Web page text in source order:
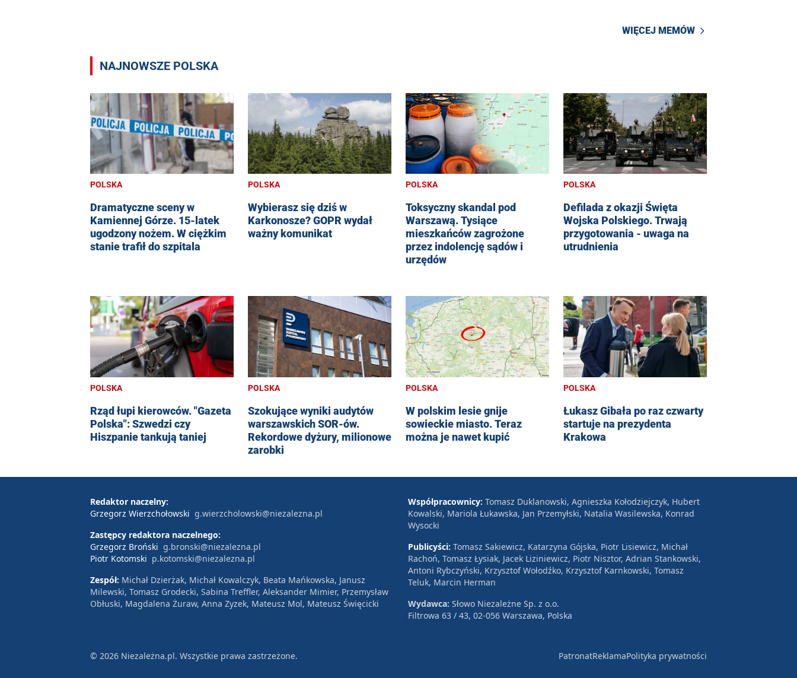
WIĘCEJ MEMÓW
NAJNOWSZE POLSKA
POLSKA
Dramatyczne sceny w
Kamiennej Górze. 15-latek
ugodzony nożem. W ciężkim
stanie trafił do szpitala
POLSKA
Wybierasz się dziś w
Karkonosze? GOPR wydał
ważny komunikat
POLSKA
Toksyczny skandal pod
Warszawą. Tysiące
mieszkańców zagrożone
przez indolencję sądów i
urzędów
POLSKA
Defilada z okazji Święta
Wojska Polskiego. Trwają
przygotowania - uwaga na
utrudnienia
POLSKA
Rząd łupi kierowców. "Gazeta
Polska": Szwedzi czy
Hiszpanie tankują taniej
POLSKA
Szokujące wyniki audytów
warszawskich SOR-ów.
Rekordowe dyżury, milionowe
zarobki
POLSKA
W polskim lesie gnije
sowieckie miasto. Teraz
można je nawet kupić
POLSKA
Łukasz Gibała po raz czwarty
startuje na prezydenta
Krakowa
Redaktor naczelny:
Grzegorz Wierzchołowski g.wierzcholowski@niezalezna.pl
Zastępcy redaktora naczelnego:
Grzegorz Broński g.bronski@niezalezna.pl
Piotr Kotomski p.kotomski@niezalezna.pl
Zespół: Michał Dzierżak, Michał Kowalczyk, Beata Mańkowska, Janusz
Milewski, Tomasz Grodecki, Sabina Treffler, Aleksander Mimier, Przemysław
Obłuski, Magdalena Żuraw, Anna Zyzek, Mateusz Mol, Mateusz Święcicki
Współpracownicy: Tomasz Duklanowski, Agnieszka Kołodziejczyk, Hubert
Kowalski, Mariola Łukawska, Jan Przemyłski, Natalia Wasilewska, Konrad
Wysocki
Publicyści: Tomasz Sakiewicz, Katarzyna Gójska, Piotr Lisiewicz, Michał
Rachoń, Tomasz Łysiak, Jacek Liziniewicz, Piotr Nisztor, Adrian Stankowski,
Antoni Rybczyński, Krzysztof Wołodźko, Krzysztof Karnkowski, Tomasz
Teluk, Marcin Herman
Wydawca: Słowo Niezależne Sp. z o.o.
Filtrowa 63 / 43, 02-056 Warszawa, Polska
© 2026 Niezależna.pl. Wszystkie prawa zastrzeżone. PatronatReklamaPolityka prywatności